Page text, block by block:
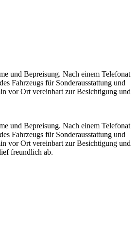
und Bepreisung. Nach einem Telefonat
Fahrzeugs für Sonderausstattung und
vor Ort vereinbart zur Besichtigung und
und Bepreisung. Nach einem Telefonat
Fahrzeugs für Sonderausstattung und
vor Ort vereinbart zur Besichtigung und
freundlich ab.